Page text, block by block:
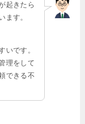
起きたら
ます。
いです。
理をして
できる不